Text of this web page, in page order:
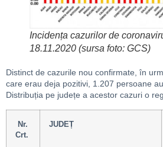
Incidența cazurilor de
18.11.2020 (sursa foto: GCS)
Distinct de cazurile nou confirmate, în
care erau deja pozitivi, 1.207 persoane
Distribuția pe județe a acestor cazuri o
Nr.
Crt.
JUDEȚ